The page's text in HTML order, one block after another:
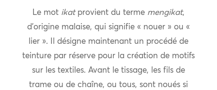
Le mot ikatprovient du terme mengikat,
d’origine malaise, qui signifie « nouer » ou «
lier ». Il désigne maintenant un procédé de
teinture par réserve pour la création de motifs
sur les textiles. Avant le tissage, les fils de
trame ou de chaîne, ou tous, sont noués si